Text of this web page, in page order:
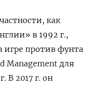
как
в 1992 г.,
игре против фунта
Management для
В 2017 г. он